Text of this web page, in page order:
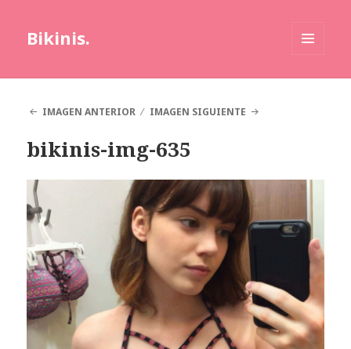
Bikinis.
IMAGEN ANTERIOR
IMAGEN SIGUIENTE
bikinis-img-635